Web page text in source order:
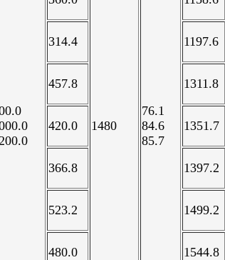
1480
76.1
84.6
85.7
314.4 1197.6
457.8 1311.8
420.0 1351.7
366.8 1397.2
523.2 1499.2
480.0 1544.8